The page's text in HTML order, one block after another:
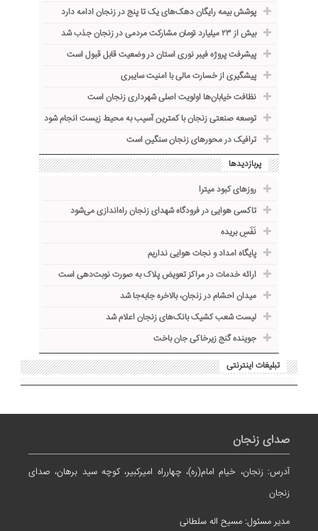
پوشش بیمه رایگان دهک‌های یک تا پنج در زنجان ادامه دارد
بیش از ۲۳ میلیارد تومان مشارکت مردمی در زنجان جذب شد
پیشرفت پروژه فیبر نوری استان در وضعیت قابل قبول است
پیشگیری از خسارت مالی با امنیت سایبری
نظافت خیابان‌ها اولویت اصلی شهرداری زنجان است
توسعه صنعتی زنجان با کمترین آسیب به محیط زیست انجام شود
ترافیک در محورهای زنجان سنگین است
پربازدیدها
روزهای کبود میترا
تاکسی هوایی در فرودگاه شهدای زنجان راه‌اندازی می‌شود
نَفَسِ بریده
پایگاه امداد و نجات هوایی نداریم
ارائه خدمات در مراکز تعویض پلاک به صورت نوبت‌دهی است
میدان احشام در زنجان، بالاخره جا‌به‌جا شد
لیست شعب کشیک بانک‌های زنجان اعلام شد
جوینده گنج زیرخاکی جان باخت
تبلیغات اینترنتی
صدای زنجان
آدرس: زنجان، خیام امام(ره)، چهارراه امیرکبیر، کوچه سید برهان، صدای
زنجان
مدیر مسئول: مسیح اله سلطانی